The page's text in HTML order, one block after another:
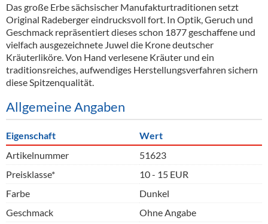
Das große Erbe sächsischer Manufakturtraditionen setzt
Original Radeberger eindrucksvoll fort. In Optik, Geruch und
Geschmack repräsentiert dieses schon 1877 geschaffene und
vielfach ausgezeichnete Juwel die Krone deutscher
Kräuterliköre. Von Hand verlesene Kräuter und ein
traditionsreiches, aufwendiges Herstellungsverfahren sichern
diese Spitzenqualität.
Allgemeine Angaben
Eigenschaft
Wert
Artikelnummer
51623
Preisklasse*
10 - 15 EUR
Farbe
Dunkel
Geschmack
Ohne Angabe